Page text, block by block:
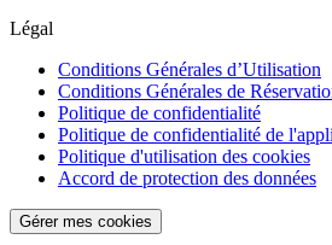
Légal
Conditions Générales d’Utilisation
Conditions Générales de
Politique de confidentialité
Politique de confidentialité de
Politique d'utilisation des cookies
Accord de protection des données
Gérer mes cookies